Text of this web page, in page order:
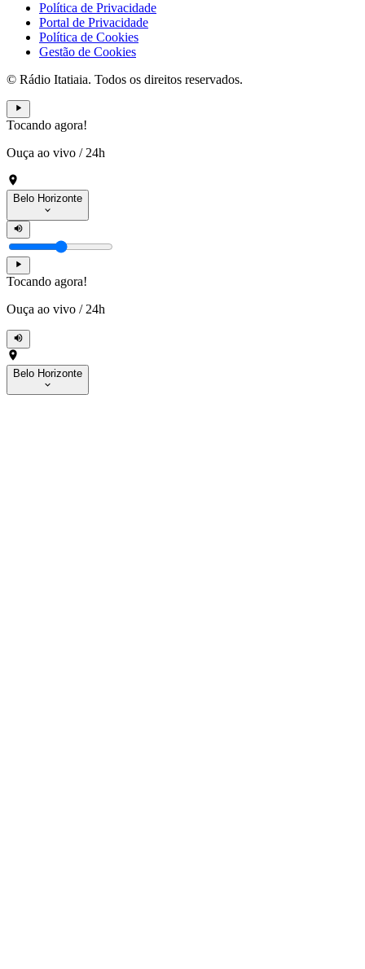
Política de Privacidade
Portal de Privacidade
Política de Cookies
Gestão de Cookies
© Rádio Itatiaia. Todos os direitos reservados.
Tocando agora!
Ouça ao vivo / 24h
Belo Horizonte
Tocando agora!
Ouça ao vivo / 24h
Belo Horizonte